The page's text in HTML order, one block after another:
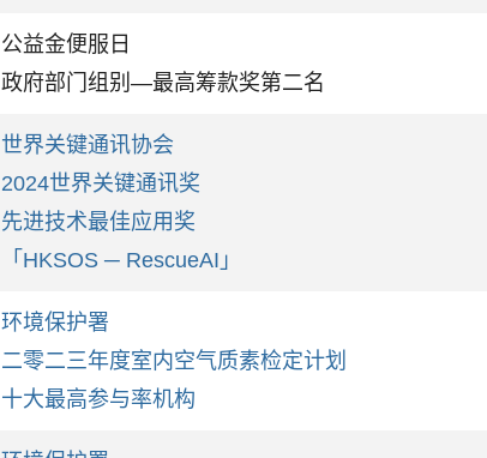
公益金便服日
政府部门组别—最高筹款奖第二名
世界关键通讯协会
2024世界关键通讯奖
先进技术最佳应用奖
「HKSOS ─ RescueAI」
环境保护署
二零二三年度室内空气质素检定计划
十大最高参与率机构